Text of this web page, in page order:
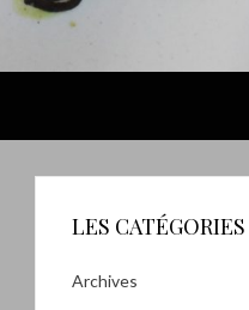
LES CATÉGORIES
Archives